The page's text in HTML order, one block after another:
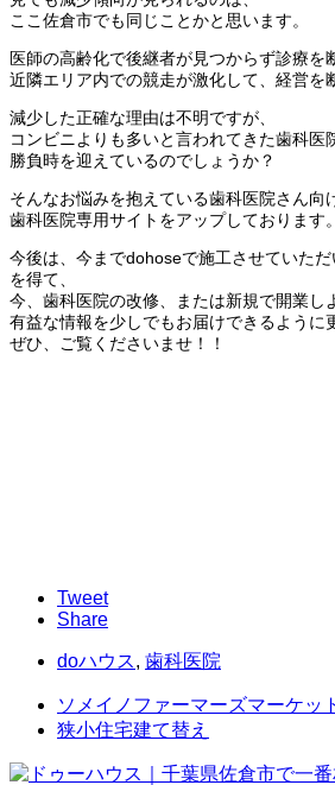
ここ佐倉市でも同じことかと思います。
医師の高齢化で後継者が見つからず診療を
近隣エリア内での競走が激化して、経営を
減少した正確な理由は不明ですが、
コンビニよりも多いと言われてきた歯科医
勝負時を迎えているのでしょうか？
そんなお悩みを抱えている歯科医院さん向
歯科医院専用サイトをアップしております。
今後は、今までdohoseで施工させていた
を得て、
今、歯科医院の改修、または新規で開業し
有益な情報を少しでもお届けできるように
ぜひ、ご覧くださいませ！！
Tweet
Share
doハウス, 歯科医院
ソメイノファーマーズマーケッ
狭小住宅建て替え